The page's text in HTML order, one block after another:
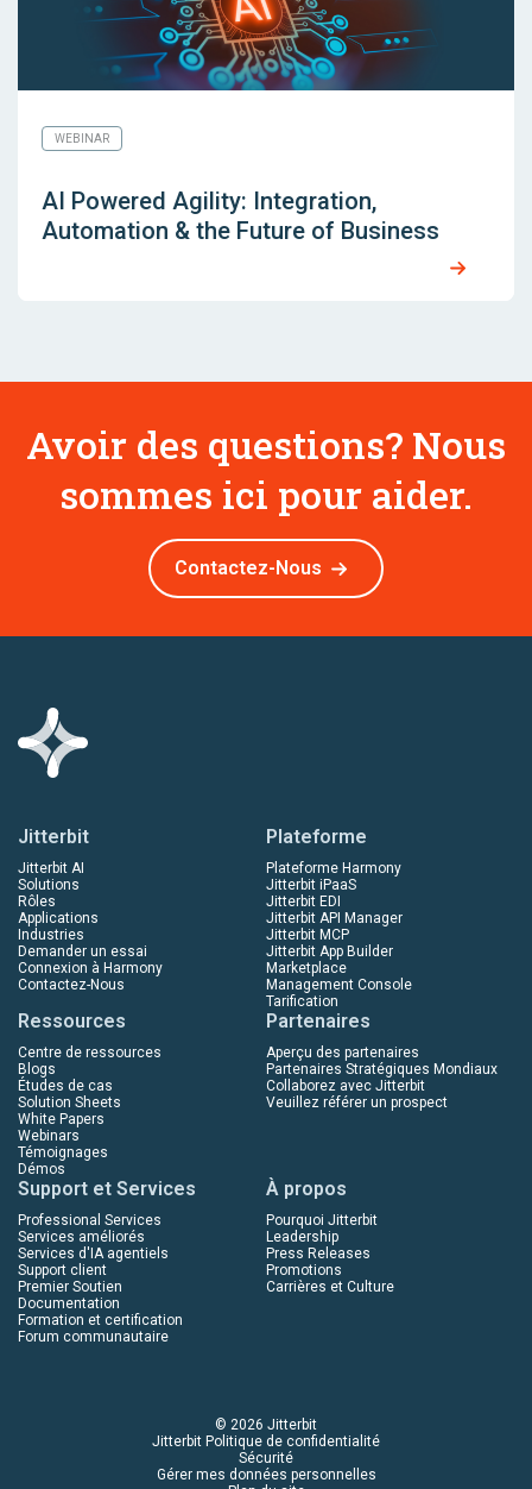
WEBINAR
AI Powered Agility: Integration,
Automation & the Future of Business
Avoir des questions? Nous
sommes ici pour aider.
Contactez-Nous
Jitterbit
Jitterbit AI
Solutions
Rôles
Applications
Industries
Demander un essai
Connexion à Harmony
Contactez-Nous
Plateforme
Plateforme Harmony
Jitterbit iPaaS
Jitterbit EDI
Jitterbit API Manager
Jitterbit MCP
Jitterbit App Builder
Marketplace
Management Console
Tarification
Ressources
Centre de ressources
Blogs
Études de cas
Solution Sheets
White Papers
Webinars
Témoignages
Démos
Partenaires
Aperçu des partenaires
Partenaires Stratégiques Mondiaux
Collaborez avec Jitterbit
Veuillez référer un prospect
Support et Services
Professional Services
Services améliorés
Services d'IA agentiels
Support client
Premier Soutien
Documentation
Formation et certification
Forum communautaire
À propos
Pourquoi Jitterbit
Leadership
Press Releases
Promotions
Carrières et Culture
© 2026 Jitterbit
Jitterbit Politique de confidentialité
Sécurité
Gérer mes données personnelles